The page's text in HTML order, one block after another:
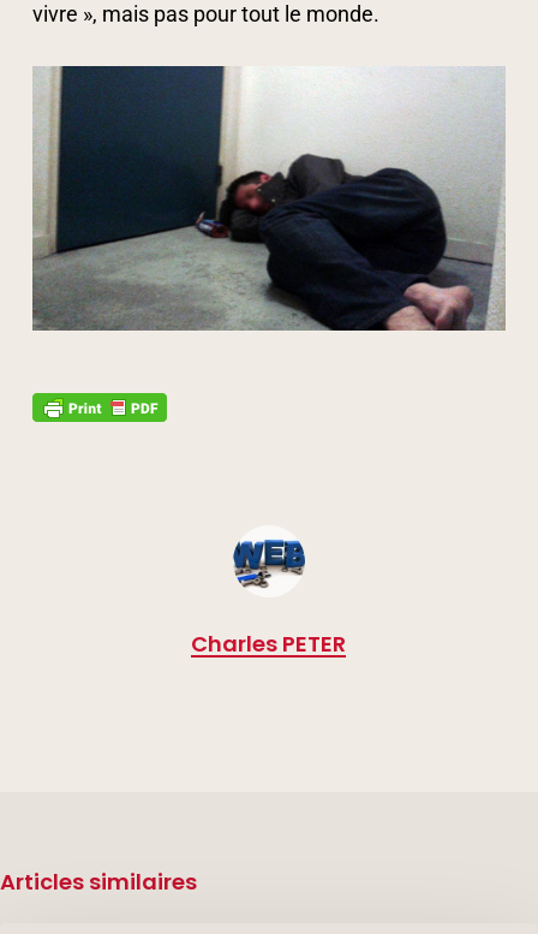
vivre », mais pas pour tout le monde.
Charles PETER
Articles similaires